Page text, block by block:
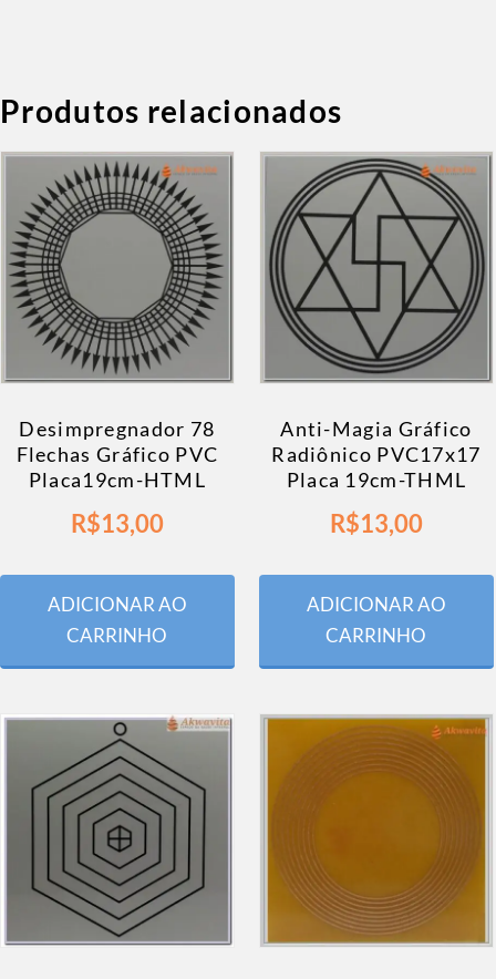
Produtos relacionados
Desimpregnador 78
Flechas Gráfico PVC
Placa19cm-HTML
R$13,00
ADICIONAR AO
CARRINHO
Anti-Magia Gráfico
Radiônico PVC17x17
Placa 19cm-THML
R$13,00
ADICIONAR AO
CARRINHO